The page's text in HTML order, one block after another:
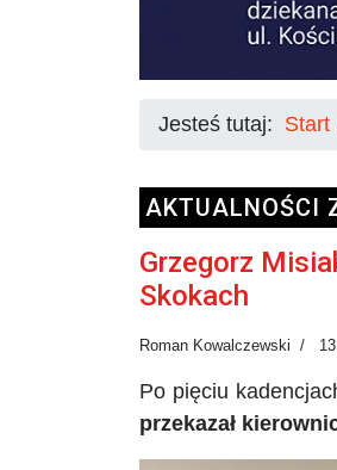
Jesteś tutaj: Start
AKTUALNOŚCI
Grzegorz
Skokach
Roman Kowalczewski
Po pięciu
przekazał